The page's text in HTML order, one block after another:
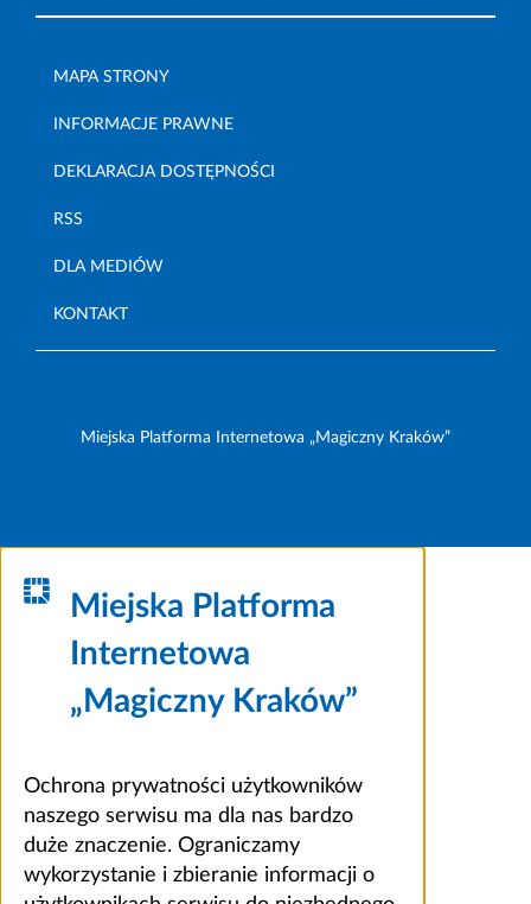
MAPA STRONY
INFORMACJE PRAWNE
DEKLARACJA DOSTĘPNOŚCI
RSS
DLA MEDIÓW
KONTAKT
Miejska Platforma Internetowa „Magiczny Kraków”
Miejska Platforma
Internetowa
„Magiczny Kraków”
Ochrona prywatności użytkowników
naszego serwisu ma dla nas bardzo
duże znaczenie. Ograniczamy
wykorzystanie i zbieranie informacji o